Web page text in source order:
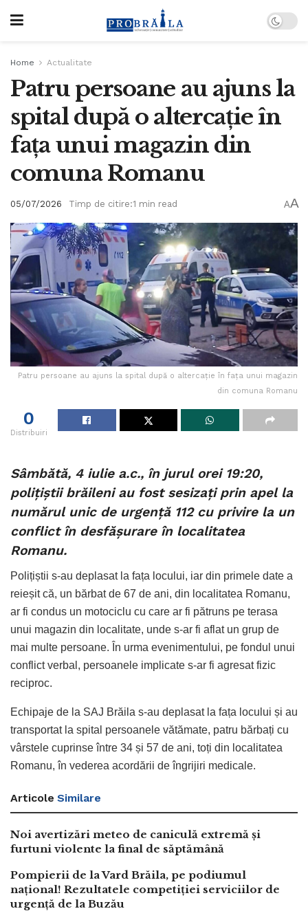
Home Actualitate
Patru persoane au ajuns la
spital după o altercație în
fața unui magazin din
comuna Romanu
05/07/2026 Timp de citire:1 min read AA
Patru persoane au ajuns la spital după o altercație în fața unui magazin
din comuna Romanu
0
Distribuiri
Sâmbătă, 4 iulie a.c., în jurul orei 19:20,
polițiștii brăileni au fost sesizați prin apel la
numărul unic de urgență 112 cu privire la un
conflict în desfășurare în localitatea
Romanu.
Polițiștii s-au deplasat la fața locului, iar din primele date a
reieșit că, un bărbat de 67 de ani, din localitatea Romanu,
ar fi condus un motociclu cu care ar fi pătruns pe terasa
unui magazin din localitate, unde s-ar fi aflat un grup de
mai multe persoane. În urma evenimentului, pe fondul unui
conflict verbal, persoanele implicate s-ar fi agresat fizic
reciproc.
Echipaje de la SAJ Brăila s-au deplasat la fața locului și au
transportat la spital persoanele vătămate, patru bărbați cu
vârstele cuprinse între 34 și 57 de ani, toți din localitatea
Romanu, în vederea acordării de îngrijiri medicale.
Articole Similare
Noi avertizări meteo de caniculă extremă și
furtuni violente la final de săptămână
Pompierii de la Vard Brăila, pe podiumul
național! Rezultatele competiției serviciilor de
urgență de la Buzău